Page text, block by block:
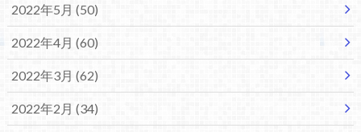
2022年5月 (50)
2022年4月 (60)
2022年3月 (62)
2022年2月 (34)